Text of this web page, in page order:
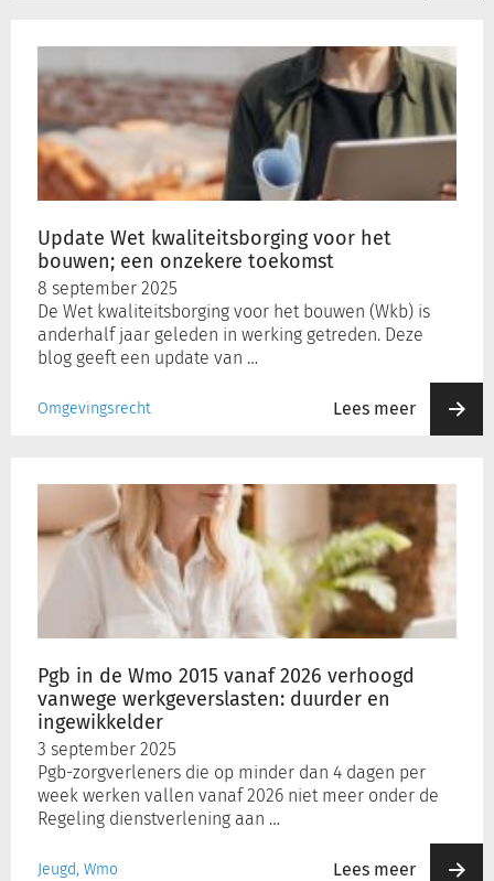
Update Wet kwaliteitsborging voor het
bouwen; een onzekere toekomst
8 september 2025
De Wet kwaliteitsborging voor het bouwen (Wkb) is
anderhalf jaar geleden in werking getreden. Deze
blog geeft een update van …
Omgevingsrecht Lees meer
kwaliteitsborging
voor
het
bouwen;
een
onzekere
toekomst
Pgb in de Wmo 2015 vanaf 2026 verhoogd
vanwege werkgeverslasten: duurder en
ingewikkelder
3 september 2025
Pgb-zorgverleners die op minder dan 4 dagen per
week werken vallen vanaf 2026 niet meer onder de
Regeling dienstverlening aan …
Jeugd, Wmo Lees meer
Wmo
vanaf
2026
verhoogd
vanwege
werkgeverslasten:
duurder
ingewikkelder